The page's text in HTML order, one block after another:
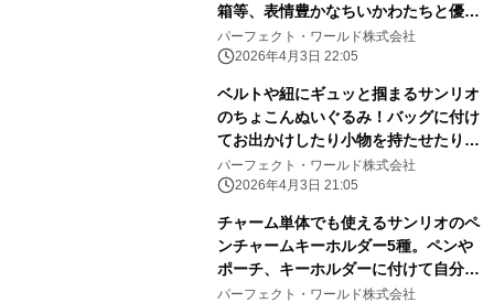
箱等、表情豊かなちいかわたちと優し
いピンク色に心和む
パーフェクト・ワールド株式会社
2026年4月3日 22:05
ベルトや紐にギュッと掴まるサンリオ
のちょこんぬいぐるみ！バッグに付け
てお出かけしたり小物を持たせたりと
自由に楽しめる！
パーフェクト・ワールド株式会社
2026年4月3日 21:05
チャーム単体でも使えるサンリオのペ
ンチャームキーホルダー5種。ペンや
ポーチ、キーホルダーに付けて自分だ
けのアレンジしよう
パーフェクト・ワールド株式会社